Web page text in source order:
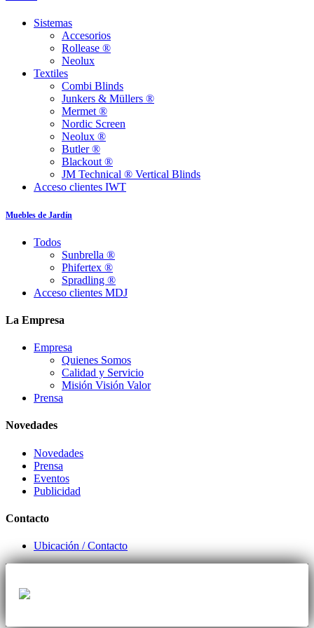
Sistemas
Accesorios
Rollease ®
Neolux
Textiles
Combi Blinds
Junkers & Müllers ®
Mermet ®
Nordic Screen
Neolux ®
Butler ®
Blackout ®
JM Technical ® Vertical Blinds
Acceso clientes IWT
Muebles de Jardín
Todos
Sunbrella ®
Phifertex ®
Spradling ®
Acceso clientes MDJ
La Empresa
Empresa
Quienes Somos
Calidad y Servicio
Misión Visión Valor
Prensa
Novedades
Novedades
Prensa
Eventos
Publicidad
Contacto
Ubicación / Contacto